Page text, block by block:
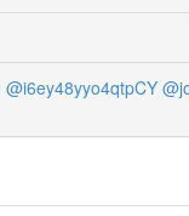
@i6ey48yyo4qtpCY